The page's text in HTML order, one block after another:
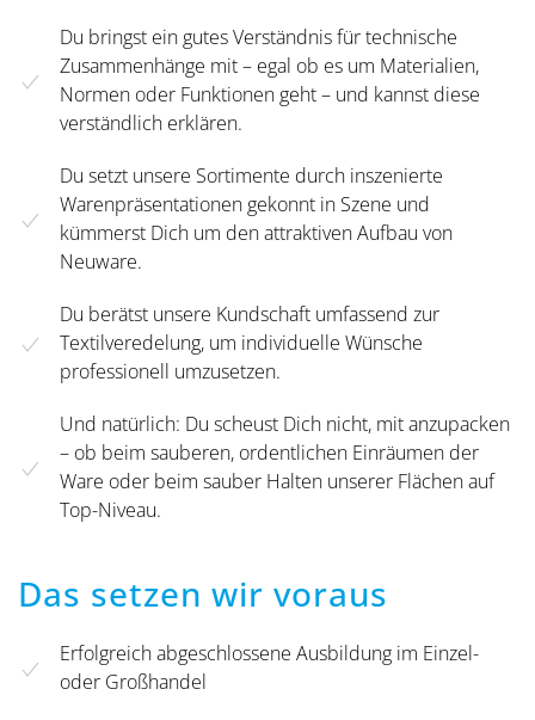
Du bringst ein gutes Verständnis für technische
Zusammenhänge mit – egal ob es um Materialien,
Normen oder Funktionen geht – und kannst diese
verständlich erklären.
Du setzt unsere Sortimente durch inszenierte
Warenpräsentationen gekonnt in Szene und
kümmerst Dich um den attraktiven Aufbau von
Neuware.
Du berätst unsere Kundschaft umfassend zur
Textilveredelung, um individuelle Wünsche
professionell umzusetzen.
Und natürlich: Du scheust Dich nicht, mit anzupacken
– ob beim sauberen, ordentlichen Einräumen der
Ware oder beim sauber Halten unserer Flächen auf
Top-Niveau.
Das setzen wir voraus
Erfolgreich abgeschlossene Ausbildung im Einzel-
oder Großhandel